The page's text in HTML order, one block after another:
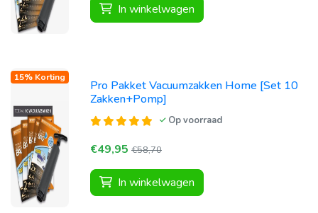
In winkelwagen
15% Korting
Pro Pakket Vacuumzakken Home [Set 10
Zakken+Pomp]
Op voorraad
€49,95 €58,70
In winkelwagen